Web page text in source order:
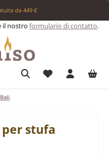
da 449 €
il nostro formulario di contatto.
Hai 0 articoli
Bali
stufa